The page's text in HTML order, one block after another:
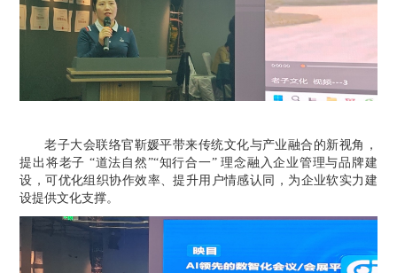
老子大会联络官靳媛平带来传统文化与产业融合的新视角，
提出将老子 “道法自然”“知行合一” 理念融入企业管理与品牌建
设，可优化组织协作效率、提升用户情感认同，为企业软实力建
设提供文化支撑。